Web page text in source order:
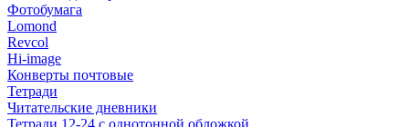
Фотобумага
Lomond
Revcol
Hi-image
Конверты почтовые
Тетради
Читательские дневники
Тетради 12-24 с однотонной обложкой